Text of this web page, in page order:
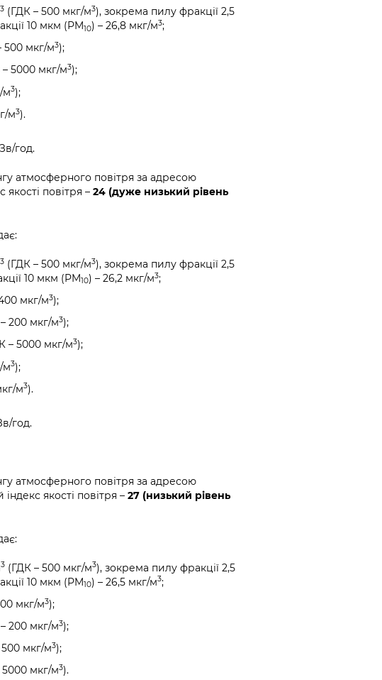
3 (ГДК – 500 мкг/м3), зокрема пилу фракції 2,5
10 мкм (PM10) – 26,8 мкг/м3;
500 мкг/м3);
5000 мкг/м3);
м3);
м3).
год.
атмосферного повітря за адресою
якості повітря – 24 (дуже низький рівень
3 (ГДК – 500 мкг/м3), зокрема пилу фракції 2,5
10 мкм (PM10) – 26,2 мкг/м3;
мкг/м3);
200 мкг/м3);
– 5000 мкг/м3);
м3);
м3).
год.
атмосферного повітря за адресою
індекс якості повітря – 27 (низький рівень
3 (ГДК – 500 мкг/м3), зокрема пилу фракції 2,5
10 мкм (PM10) – 26,5 мкг/м3;
мкг/м3);
200 мкг/м3);
мкг/м3);
5000 мкг/м3).